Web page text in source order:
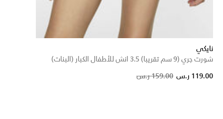
نايكي
شورت جري (9 سم تقريبا) 3.5 انش للأطفال الكبار (البنات)
Price reduced from
159.00 ر.س to 119.00 ر.س